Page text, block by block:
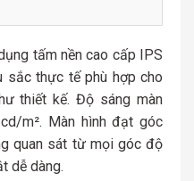
tấm nền cao cấp IPS
sắc thực tế phù hợp cho
thiết kế. Độ sáng màn
m². Màn hình đạt góc
quan sát từ mọi góc độ
dễ dàng.